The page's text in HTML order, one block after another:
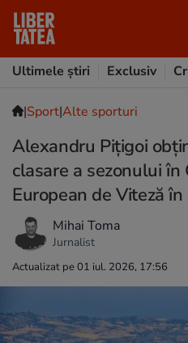
Ultimele știri
Exclusiv
|Sport|Alte sporturi
Alexandru Pițigoi
clasare a sezonului
European de Viteză în
Mihai Toma
Jurnalist
Actualizat pe 01 iul. 2026, 17:56